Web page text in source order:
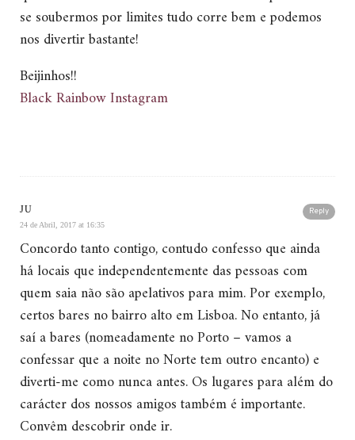
se soubermos por limites tudo corre bem e podemos
nos divertir bastante!
Beijinhos!!
Black RainbowInstagram
Reply
JU
24 de Abril, 2017 at 16:35
Concordo tanto contigo, contudo confesso que ainda
há locais que independentemente das pessoas com
quem saia não são apelativos para mim. Por exemplo,
certos bares no bairro alto em Lisboa. No entanto, já
saí a bares (nomeadamente no Porto – vamos a
confessar que a noite no Norte tem outro encanto) e
diverti-me como nunca antes. Os lugares para além do
carácter dos nossos amigos também é importante.
Convêm descobrir onde ir.